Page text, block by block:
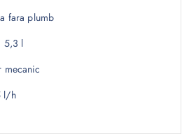
fara plumb
5,3 l
mecanic
l/h